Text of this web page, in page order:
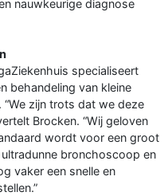
nauwkeurige diagnose
specialiseert
behandeling van kleine
zijn trots dat we deze
Brocken. “Wij geloven
wordt voor een groot
bronchoscoop en
vaker een snelle en